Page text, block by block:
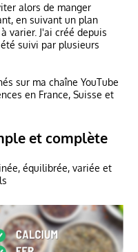
alors de manger
en suivant un plan
varier. J'ai créé depuis
suivi par plusieurs
sur ma chaîne YouTube
en France, Suisse et
et complète
équilibrée, variée et